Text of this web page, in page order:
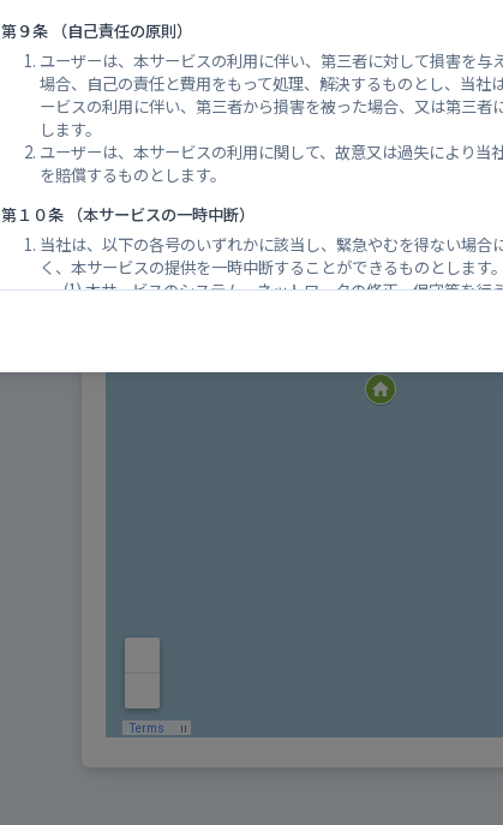
第９条 （自己責任の原則）
ユーザーは、本サービスの利用に伴い、第三者に対して損害を
場合、自己の責任と費用をもって処理、解決するものとし、当
ービスの利用に伴い、第三者から損害を被った場合、又は第三
します。
ユーザーは、本サービスの利用に関して、故意又は過失により
を賠償するものとします。
第１０条 （本サービスの一時中断）
当社は、以下の各号のいずれかに該当し、緊急やむを得ない場
く、本サービスの提供を一時中断することができるものとします。
本サービスのシステム、ネットワークの修正、保守等を行
天災地変、戦争、暴動、騒乱、労働争議、公権力による
ロ、法令の制定・改廃その他の不可抗力により本サービスの
火災、停電、その他の不慮の事故、通信回線やコンピュ
タやプログラムの消失、データへの不正アクセスやウイルス
電気通信事業者等がサービスの提供を一時中断することに
当社は、当サイト上に表示された投稿及び情報については、そ
ユーザーが本サービスを使用したこと又は本サービスが使用で
当社は、ユーザーが、本サービスの利用によって、他のユーザ
ザーに請求することができるものとします。
第１２条 （非保証）
各施設の位置